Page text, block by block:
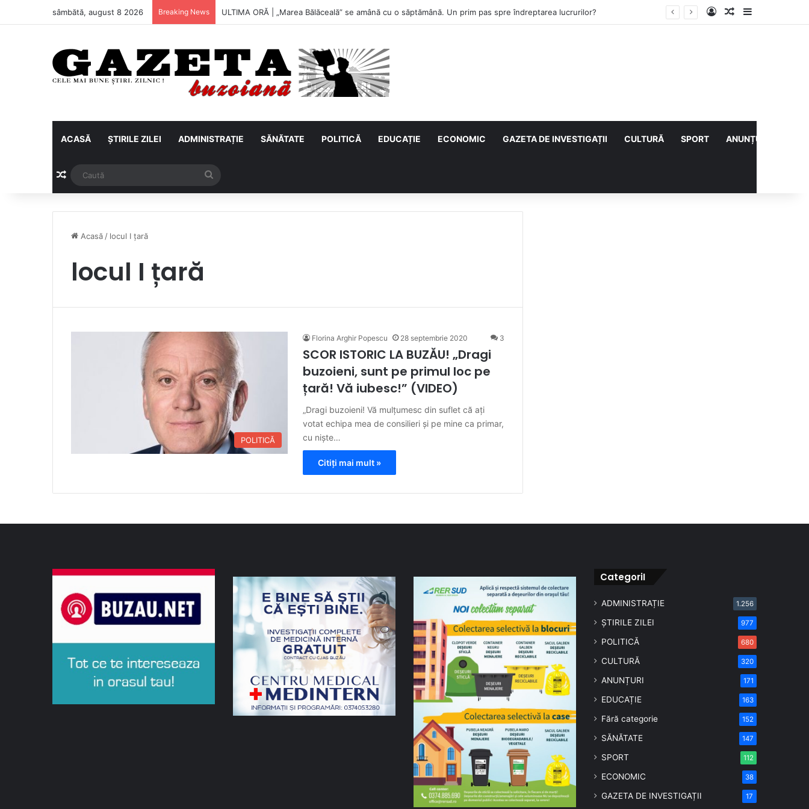
sâmbătă, august 8 2026 Breaking News ULTIMA ORĂ | „Marea Bălăceală” se amână cu o săptămână. Un prim pas spre îndreptarea lucrurilor? Log InArticol aleatoriu
Sidebar
ACASĂ ȘTIRILE ZILEI ADMINISTRAȚIE SĂNĂTATE POLITICĂ EDUCAȚIE ECONOMIC GAZETA DE INVESTIGAȚII CULTURĂ SPORT ANUNȚURI
Articol aleatoriu
Acasă / locul I țară
locul I țară
POLITICĂ
Florina Arghir Popescu 28 septembrie 2020 3
SCOR ISTORIC LA BUZĂU! „Dragi
buzoieni, sunt pe primul loc pe
țară! Vă iubesc!” (VIDEO)
„Dragi buzoieni! Vă mulțumesc din suflet că ați
votat echipa mea de consilieri și pe mine ca primar,
cu niște…
Citiți mai mult »
CategoriI
ADMINISTRAȚIE 1.256
ȘTIRILE ZILEI 977
POLITICĂ 680
CULTURĂ 320
ANUNȚURI 171
EDUCAȚIE 163
Fără categorie 152
SĂNĂTATE 147
SPORT 112
ECONOMIC 38
GAZETA DE INVESTIGAȚII 17